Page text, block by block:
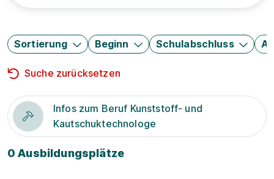
Sortierung Beginn Schulabschluss
Suche zurücksetzen
Infos zum Beruf Kunststoff- und
Kautschuktechnologe
0 Ausbildungsplätze